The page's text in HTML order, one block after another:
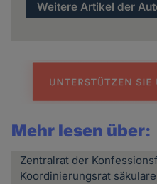
Weitere Artikel der
Mehr lesen über:
Zentralrat der
Koordinierungsrat